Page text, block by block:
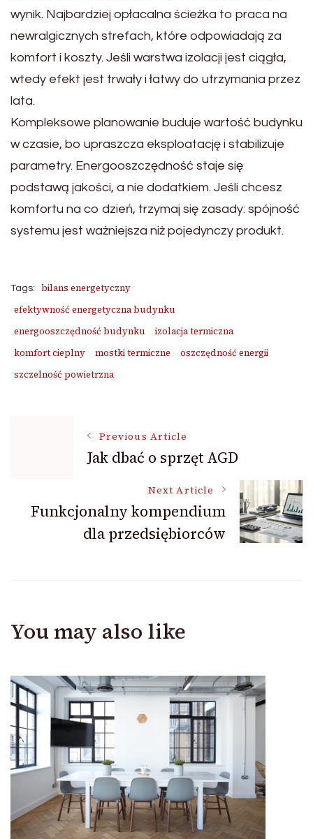
wynik. Najbardziej opłacalna ścieżka to praca na
newralgicznych strefach, które odpowiadają za
komfort i koszty. Jeśli warstwa izolacji jest ciągła,
wtedy efekt jest trwały i łatwy do utrzymania przez
lata.
Kompleksowe planowanie buduje wartość budynku
w czasie, bo upraszcza eksploatację i stabilizuje
parametry. Energooszczędność staje się
podstawą jakości, a nie dodatkiem. Jeśli chcesz
komfortu na co dzień, trzymaj się zasady: spójność
systemu jest ważniejsza niż pojedynczy produkt.
Tags:
bilans energetyczny
efektywność energetyczna budynku
energooszczędność budynku
izolacja termiczna
komfort cieplny
mostki termiczne
oszczędność energii
szczelność powietrzna
Navigation
Previous Article
Jak dbać o sprzęt AGD
Next Article
Funkcjonalny kompendium
dla przedsiębiorców
You may also like